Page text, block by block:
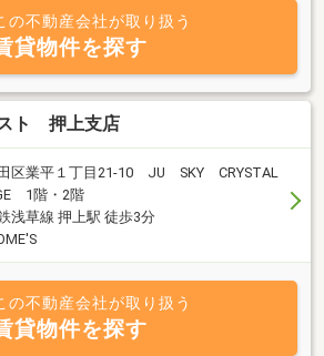
相談はカスミーポレーションにお任せくだ
の不動産会社が取り扱う
貸物件を探す
ト 押上支店
区業平１丁目21-10 JU SKY CRYSTAL
1階・2階
浅草線 押上駅 徒歩3分
の不動産会社が取り扱う
貸物件を探す